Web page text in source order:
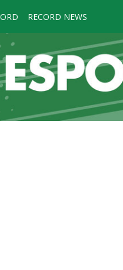
RECORD NEWS